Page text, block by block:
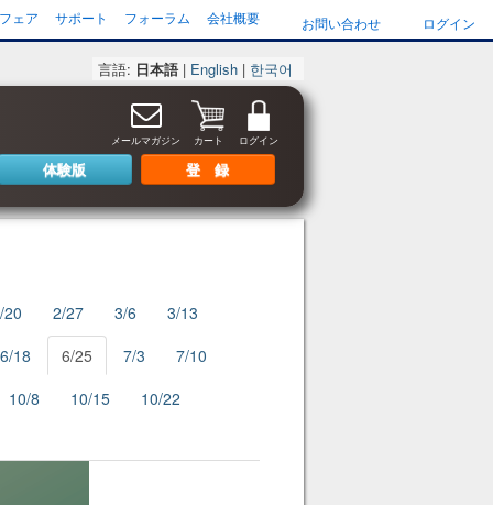
ェア サポート フォーラム 会社概要 お問い合わせ ログイン
言語: 日本語| English | 한국어
体験版 登 録
ログイン
カート
メールマガジン
20 2/27 3/6
3/13
6/18 6/25 7/3
7/10
10/8 10/15
10/22